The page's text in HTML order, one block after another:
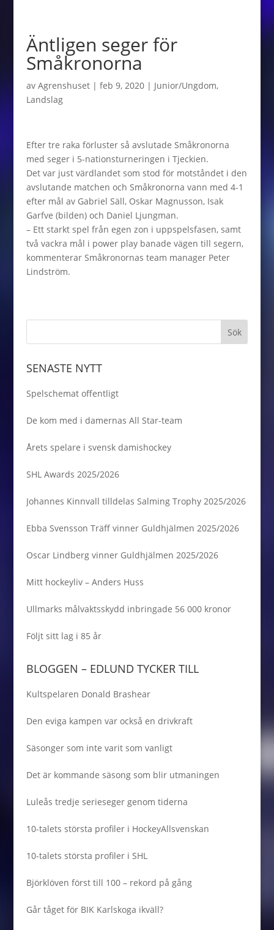
Äntligen seger för
Småkronorna
av Agrenshuset| feb 9, 2020| Junior/Ungdom,
Landslag
Efter tre raka förluster så avslutade Småkronorna
med seger i 5-nationsturneringen i Tjeckien.
Det var just värdlandet som stod för motståndet i den
avslutande matchen och Småkronorna vann med 4-1
efter mål av Gabriel Säll, Oskar Magnusson, Isak
Garfve (bilden) och Daniel Ljungman.
– Ett starkt spel från egen zon i uppspelsfasen, samt
två vackra mål i power play banade vägen till segern,
kommenterar Småkronornas team manager Peter
Lindström.
SENASTE NYTT
Spelschemat offentligt
De kom med i damernas All Star-team
Årets spelare i svensk damishockey
SHL Awards 2025/2026
Johannes Kinnvall tilldelas Salming Trophy 2025/2026
Ebba Svensson Träff vinner Guldhjälmen 2025/2026
Oscar Lindberg vinner Guldhjälmen 2025/2026
Mitt hockeyliv – Anders Huss
Ullmarks målvaktsskydd inbringade 56 000 kronor
Följt sitt lag i 85 år
BLOGGEN – EDLUND TYCKER TILL
Kultspelaren Donald Brashear
Den eviga kampen var också en drivkraft
Säsonger som inte varit som vanligt
Det är kommande säsong som blir utmaningen
Luleås tredje serieseger genom tiderna
10-talets största profiler i HockeyAllsvenskan
10-talets största profiler i SHL
Björklöven först till 100 – rekord på gång
Går tåget för BIK Karlskoga ikväll?